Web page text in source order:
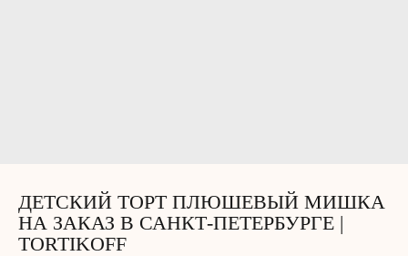
ДЕТСКИЙ ТОРТ ПЛЮШЕВЫЙ МИШКА
НА ЗАКАЗ В САНКТ-ПЕТЕРБУРГЕ |
TORTIKOFF